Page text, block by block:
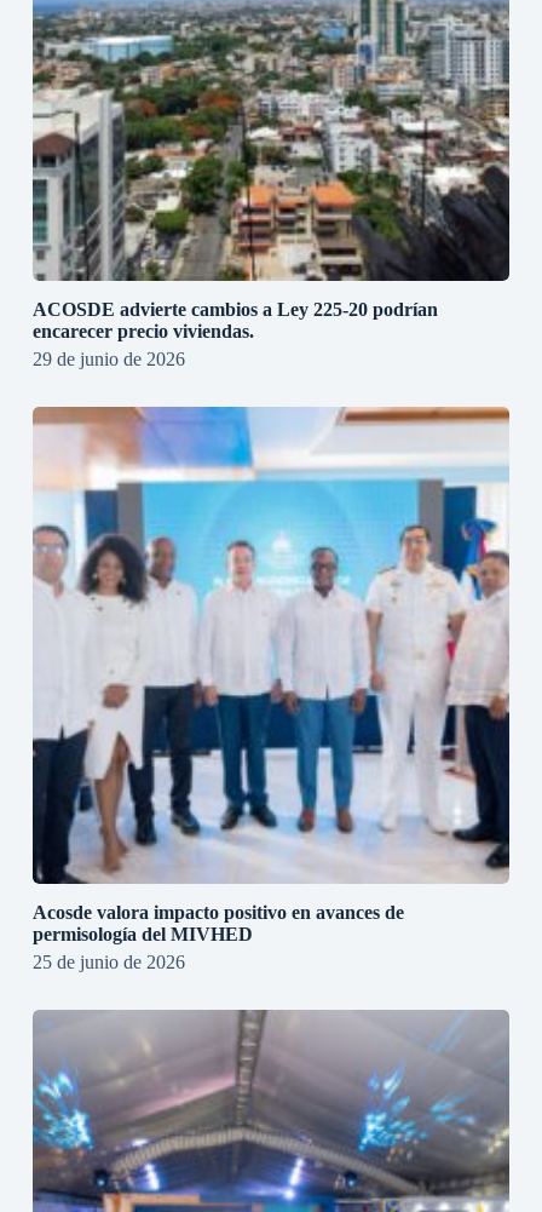
ACOSDE advierte cambios a Ley 225-20 podrían
encarecer precio viviendas.
29 de junio de 2026
Acosde valora impacto positivo en avances de
permisología del MIVHED
25 de junio de 2026